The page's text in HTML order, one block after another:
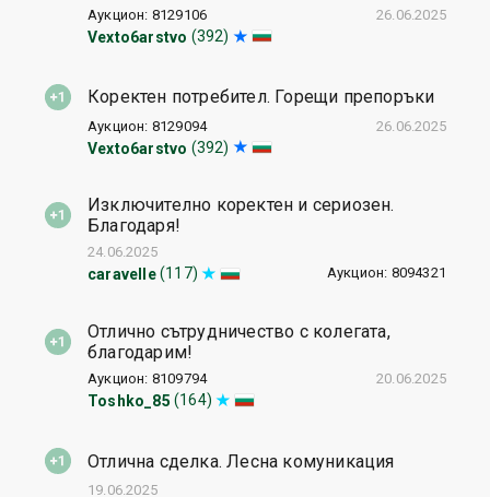
Vexto6arstvo (392)
Аукцион: 8129106 26.06.2025
Коректен потребител. Горещи препоръки
Vexto6arstvo (392)
Аукцион: 8129094 26.06.2025
Изключително коректен и сериозен.
Благодаря!
caravelle (117) Аукцион: 8094321
24.06.2025
Отлично сътрудничество с колегата,
благодарим!
Toshko_85 (164)
Аукцион: 8109794 20.06.2025
Отлична сделка. Лесна комуникация
19.06.2025